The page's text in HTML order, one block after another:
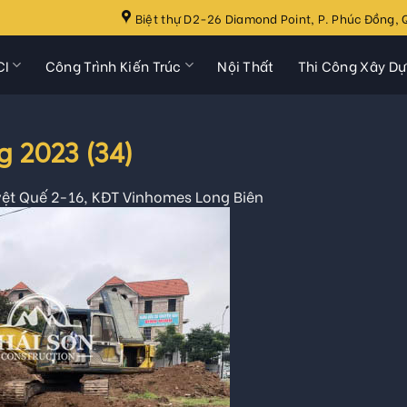
Biệt thự D2-26 Diamond Point, P. Phúc Đồng,
Công Trình Kiến Trúc Nội Thất Thi Công Xây
2023 (34)
Quế 2-16, KĐT Vinhomes Long Biên